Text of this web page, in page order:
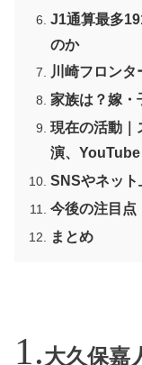
J1通算最多
のか
川崎フロン
家族は？嫁・
現在の活動｜
演、YouTube
SNSやネット
今後の注目点
まとめ
大久保嘉